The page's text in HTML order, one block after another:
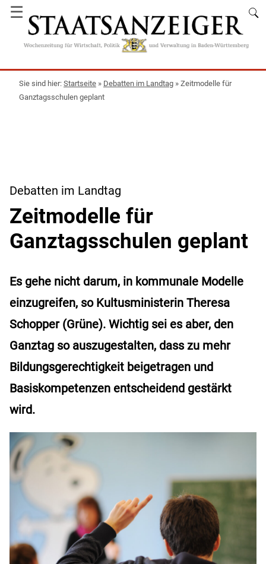
☰
Startseite » Debatten im Landtag » Zeitmodelle für
Ganztagsschulen geplant
Debatten im Landtag
Zeitmodelle für
Ganztagsschulen geplant
Es gehe nicht darum, in kommunale Modelle
einzugreifen, so Kultusministerin Theresa
Schopper (Grüne). Wichtig sei es aber, den
Ganztag so auszugestalten, dass zu mehr
Bildungsgerechtigkeit beigetragen und
Basiskompetenzen entscheidend gestärkt
wird.